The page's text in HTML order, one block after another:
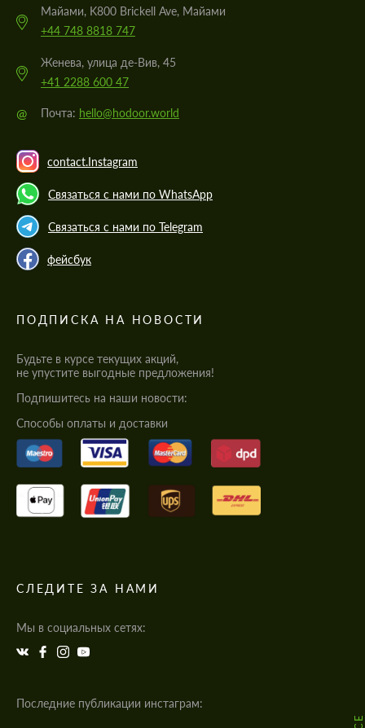
Майами, K800 Brickell Ave, Майами
+44 748 8818 747
Женева, улица де-Вив, 45
+41 2288 600 47
@ Почта: hello@hodoor.world
contact.Instagram
Связаться с нами по WhatsApp
Связаться с нами по Telegram
фейсбук
ПОДПИСКА НА НОВОСТИ
Будьте в курсе текущих акций,
не упустите выгодные предложения!
Подпишитесь на наши новости:
Cпособы оплаты и доставки
СЛЕДИТЕ ЗА НАМИ
Мы в социальных сетях:
Последние публикации инстаграм: